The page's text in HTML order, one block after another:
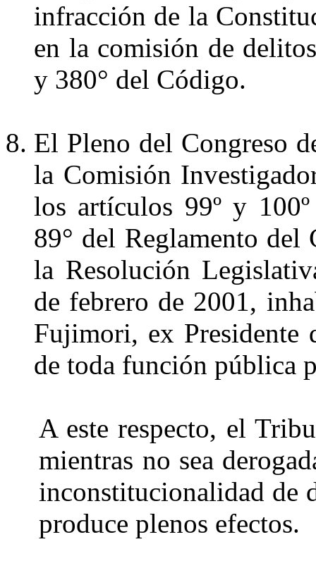
infracción de la
en la comisión de
y 380° del Código.
El Pleno del Congreso
la Comisión
los artículos 99º y
89° del Reglamento del
la Resolución
de febrero de 2001,
Fujimori, ex Presidente
de toda función pública
A este respecto, el
mientras no sea
inconstitucionalidad de
produce plenos efectos.